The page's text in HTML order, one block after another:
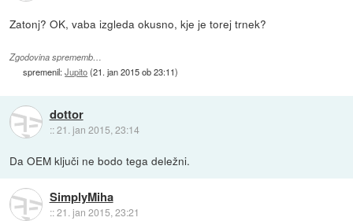
Zatonj? OK, vaba izgleda okusno, kje je torej trnek?
Zgodovina sprememb…
spremenil:Jupito(21. jan 2015 ob 23:11)
dottor
::21. jan 2015, 23:14
Da OEM ključi ne bodo tega deležni.
SimplyMiha
::21. jan 2015, 23:21